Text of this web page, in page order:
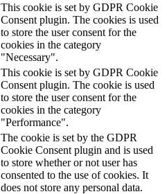
This cookie is set by GDPR Cookie
Consent plugin. The cookies is used
to store the user consent for the
cookies in the category
"Necessary".
This cookie is set by GDPR Cookie
Consent plugin. The cookie is used
to store the user consent for the
cookies in the category
"Performance".
The cookie is set by the GDPR
Cookie Consent plugin and is used
to store whether or not user has
consented to the use of cookies. It
does not store any personal data.